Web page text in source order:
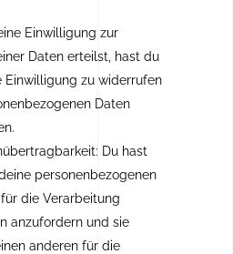
Einwilligung zur
Daten erteilst, hast du
Einwilligung zu widerrufen
Daten
Du hast
personenbezogenen
die Verarbeitung
anzufordern und sie
anderen für die